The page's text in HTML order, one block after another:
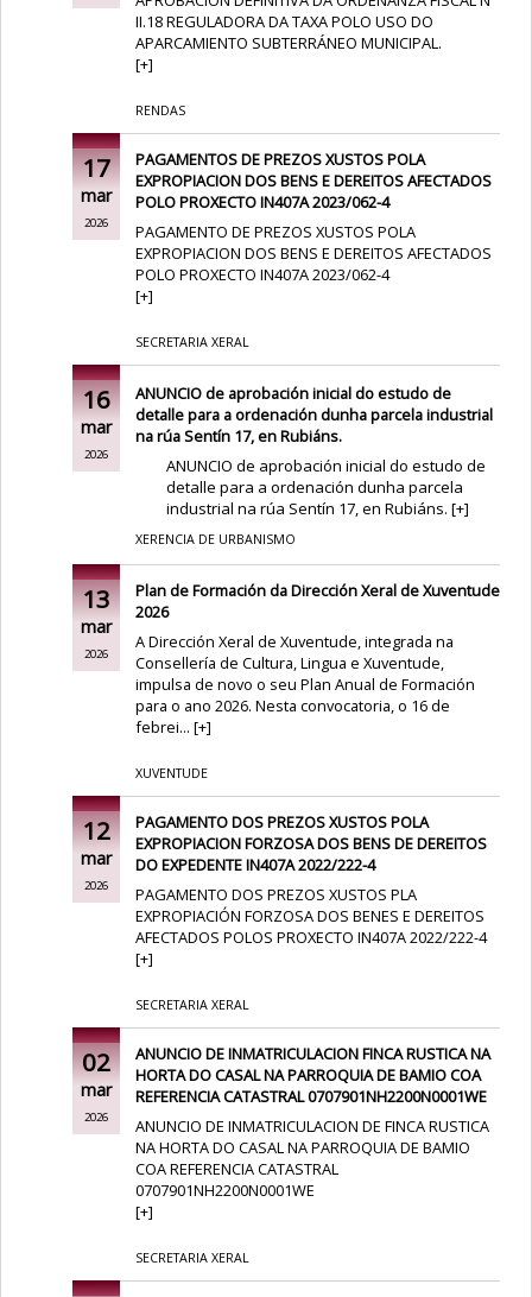
II.18 REGULADORA DA TAXA POLO USO DO
APARCAMIENTO SUBTERRÁNEO MUNICIPAL.
[+]
RENDAS
17
mar
2026
PAGAMENTOS DE PREZOS XUSTOS POLA
EXPROPIACION DOS BENS E DEREITOS AFECTADOS
POLO PROXECTO IN407A 2023/062-4
PAGAMENTO DE PREZOS XUSTOS POLA
EXPROPIACION DOS BENS E DEREITOS AFECTADOS
POLO PROXECTO IN407A 2023/062-4
[+]
SECRETARIA XERAL
16
mar
2026
ANUNCIO de aprobación inicial do estudo de
detalle para a ordenación dunha parcela industrial
na rúa Sentín 17, en Rubiáns.
ANUNCIO de aprobación inicial do estudo de
detalle para a ordenación dunha parcela
industrial na rúa Sentín 17, en Rubiáns.[+]
XERENCIA DE URBANISMO
13
mar
2026
Plan de Formación da Dirección Xeral de Xuventude
2026
A Dirección Xeral de Xuventude, integrada na
Consellería de Cultura, Lingua e Xuventude,
impulsa de novo o seu Plan Anual de Formación
para o ano 2026. Nesta convocatoria, o 16 de
febrei...[+]
XUVENTUDE
12
mar
2026
PAGAMENTO DOS PREZOS XUSTOS POLA
EXPROPIACION FORZOSA DOS BENS DE DEREITOS
DO EXPEDENTE IN407A 2022/222-4
PAGAMENTO DOS PREZOS XUSTOS PLA
EXPROPIACIÓN FORZOSA DOS BENES E DEREITOS
AFECTADOS POLOS PROXECTO IN407A 2022/222-4
[+]
SECRETARIA XERAL
02
mar
2026
ANUNCIO DE INMATRICULACION FINCA RUSTICA NA
HORTA DO CASAL NA PARROQUIA DE BAMIO COA
REFERENCIA CATASTRAL 0707901NH2200N0001WE
ANUNCIO DE INMATRICULACION DE FINCA RUSTICA
NA HORTA DO CASAL NA PARROQUIA DE BAMIO
COA REFERENCIA CATASTRAL
0707901NH2200N0001WE
[+]
SECRETARIA XERAL